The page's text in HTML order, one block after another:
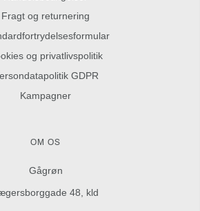
Fragt og returnering
og privatlivspolitik
GDPR
Kampagner
OM OS
Gågrøn
48, kld